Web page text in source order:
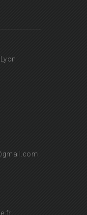
gmail.com